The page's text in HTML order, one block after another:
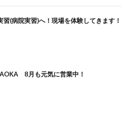
習(病院実習)へ！現場を体験してきます！
8月も元気に営業中！